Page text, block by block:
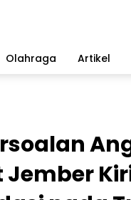
Olahraga Artikel
Jember